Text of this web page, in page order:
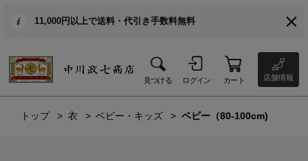
11,000円以上で送料・代引き手数料無料
見つける ログイン カート 店舗情報
トップ 衣 ベビー・キッズ ベビー（80-100cm)